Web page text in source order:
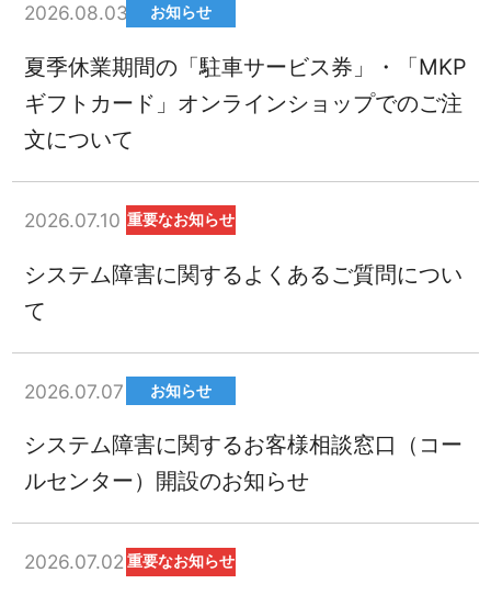
2026.08.03 お知らせ
夏季休業期間の「駐車サービス券」・「MKP
ギフトカード」オンラインショップでのご注
文について
2026.07.10 重要なお知らせ
システム障害に関するよくあるご質問につい
て
2026.07.07 お知らせ
システム障害に関するお客様相談窓口（コー
ルセンター）開設のお知らせ
2026.07.02 重要なお知らせ